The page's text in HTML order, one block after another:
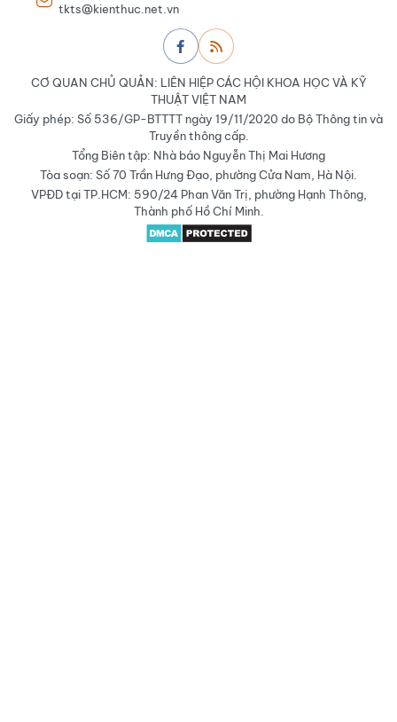
tkts@kienthuc.net.vn
CƠ QUAN CHỦ QUẢN: LIÊN HIỆP CÁC HỘI KHOA HỌC VÀ KỸ
THUẬT VIỆT NAM
Giấy phép: Số 536/GP-BTTTT ngày 19/11/2020 do Bộ Thông tin và
Truyền thông cấp.
Tổng Biên tập: Nhà báo Nguyễn Thị Mai Hương
Tòa soạn: Số 70 Trần Hưng Đạo, phường Cửa Nam, Hà Nội.
VPĐD tại TP.HCM: 590/24 Phan Văn Trị, phường Hạnh Thông,
Thành phố Hồ Chí Minh.